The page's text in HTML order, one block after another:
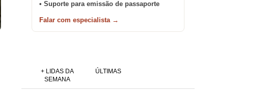
• Suporte para emissão de passaporte
Falar com especialista →
+ LIDAS DA
SEMANA
ÚLTIMAS